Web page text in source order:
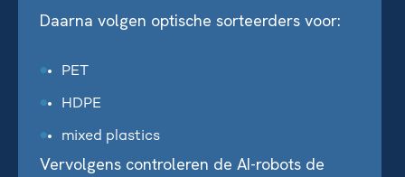
Daarna volgen optische sorteerders voor:
PET
HDPE
mixed plastics
Vervolgens controleren de AI-robots de